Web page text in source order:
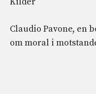
Claudio Pavone, en
om moral i